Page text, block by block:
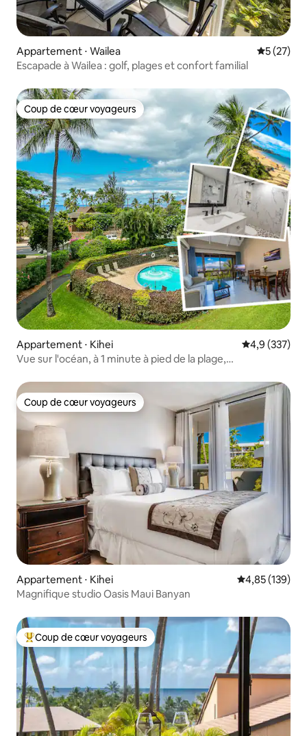
Appartement ⋅ Wailea
5 (27)
Escapade à Wailea : golf, plages et confort familial
Coup de cœur voyageurs
Coup de cœur voyageurs
Appartement ⋅ Kihei Évaluation
4,9 (337)
Vue sur l'océan, à 1 minute à pied de la plage,
Coup de cœur voyageurs
Coup de cœur voyageurs
Appartement ⋅ Kihei Évaluation
4,85 (139)
Magnifique studio Oasis Maui Banyan
Coups de cœur voyageurs les plus appréciés
Coup de cœur voyageurs